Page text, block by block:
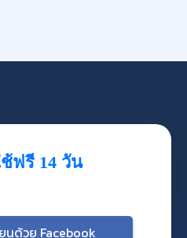
ฟรี 14 วัน